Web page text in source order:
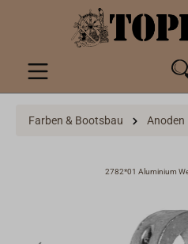
springen
Farben & Bootsbau Anoden
2782*01 Aluminium